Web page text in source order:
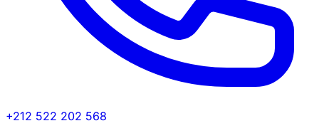
+212 522 202 568